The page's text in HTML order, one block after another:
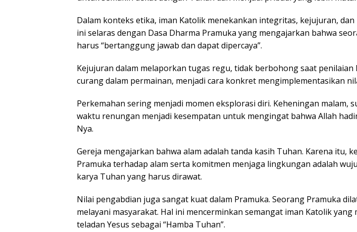
Dalam konteks etika, iman Katolik menekankan integritas, kejujuran, dan
ini selaras dengan Dasa Dharma Pramuka yang mengajarkan bahwa
harus “bertanggung jawab dan dapat dipercaya”.
Kejujuran dalam melaporkan tugas regu, tidak berbohong saat penilaian
curang dalam permainan, menjadi cara konkret mengimplementasikan
Perkemahan sering menjadi momen eksplorasi diri. Keheningan malam,
waktu renungan menjadi kesempatan untuk mengingat bahwa Allah
Nya.
Gereja mengajarkan bahwa alam adalah tanda kasih Tuhan. Karena itu,
Pramuka terhadap alam serta komitmen menjaga lingkungan adalah
karya Tuhan yang harus dirawat.
Nilai pengabdian juga sangat kuat dalam Pramuka. Seorang Pramuka
melayani masyarakat. Hal ini mencerminkan semangat iman Katolik yang
teladan Yesus sebagai “Hamba Tuhan”.